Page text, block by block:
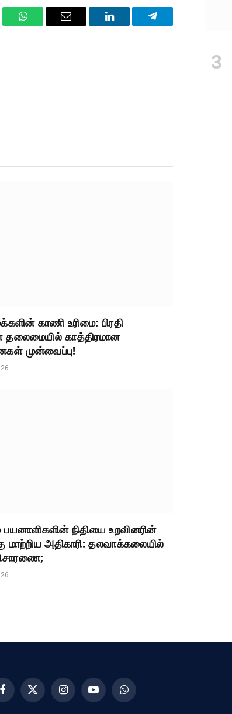
WhatsAppEmail LinkedIn Telegram
காணி உரிமை: பிரதி
காத்திரமான
முன்வைப்பு!
நிதியை உறவினரின்
மாற்றிய அதிகாரி: தலவாக்கலையில்
FacebookX
(Twitter)
InstagramYouTubeWhatsApp